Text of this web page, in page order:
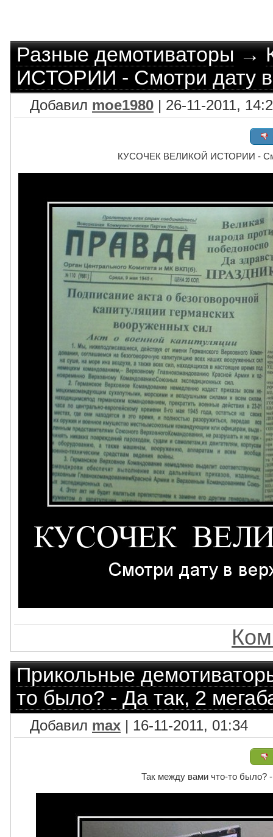
Разные демотиваторы→
ИСТОРИИ - Смотри дату в
Добавил moe1980 | 26-11-2011,
КУСОЧЕК ВЕЛИКОЙ ИСТОРИИ -
Прикольные
то было? - Да так, 2
Добавил max | 16-11-2011, 01:34
Так между вами что-то было?